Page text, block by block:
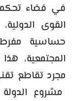
في فضاء تحكمه
القوى
حساسية
المجتمعية،
مجرد تقاطع
مشروع الدولة